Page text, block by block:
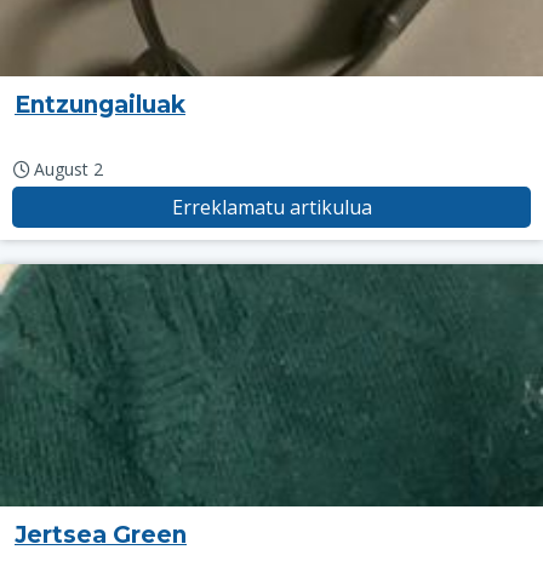
Entzungailuak
August 2
Erreklamatu artikulua
Jertsea Green